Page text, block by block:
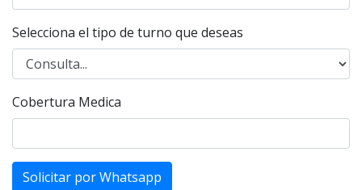
Selecciona el tipo de turno que deseas
Cobertura Medica
Solicitar por Whatsapp